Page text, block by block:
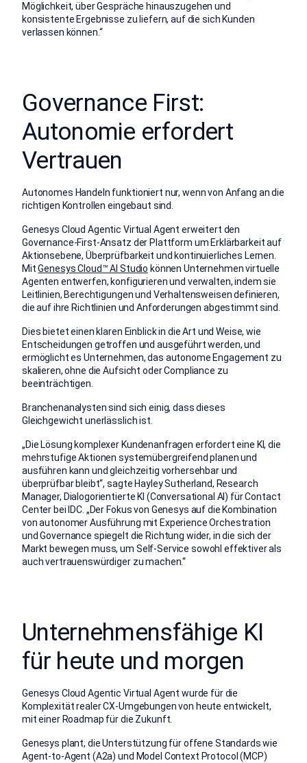
Möglichkeit, über Gespräche hinauszugehen und
konsistente Ergebnisse zu liefern, auf die sich Kunden
verlassen können.“󠀲󠀦󠀡󠀳
Governance First:
Autonomie erfordert
Vertrauen
Autonomes Handeln funktioniert nur, wenn von Anfang an die
richtigen Kontrollen eingebaut sind.
Genesys Cloud Agentic Virtual Agent erweitert den
Governance-First-Ansatz der Plattform um Erklärbarkeit auf
Aktionsebene, Überprüfbarkeit und kontinuierliches Lernen.
MitGenesys Cloud™ AI Studio können Unternehmen virtuelle
Agenten entwerfen, konfigurieren und verwalten, indem sie
Leitlinien, Berechtigungen und Verhaltensweisen definieren,
die auf ihre Richtlinien und Anforderungen abgestimmt sind.
Dies bietet einen klaren Einblick in die Art und Weise, wie
Entscheidungen getroffen und ausgeführt werden, und
ermöglicht es Unternehmen, das autonome Engagement zu
skalieren, ohne die Aufsicht oder Compliance zu
beeinträchtigen.
Branchenanalysten sind sich einig, dass dieses
Gleichgewicht unerlässlich ist.
„Die Lösung komplexer Kundenanfragen erfordert eine KI, die
mehrstufige Aktionen systemübergreifend planen und
ausführen kann und gleichzeitig vorhersehbar und
überprüfbar bleibt“, sagte Hayley Sutherland, Research
Manager, Dialogorientierte KI (Conversational AI) für Contact
Center bei IDC. „Der Fokus von Genesys auf die Kombination
von autonomer Ausführung mit Experience Orchestration
und Governance spiegelt die Richtung wider, in die sich der
Markt bewegen muss, um Self-Service sowohl effektiver als
auch vertrauenswürdiger zu machen.“
Unternehmensfähige KI
für heute und morgen
Genesys Cloud Agentic Virtual Agent wurde für die
Komplexität realer CX-Umgebungen von heute entwickelt,
mit einer Roadmap für die Zukunft.
Genesys plant, die Unterstützung für offene Standards wie
Agent-to-Agent (A2a) und Model Context Protocol (MCP)